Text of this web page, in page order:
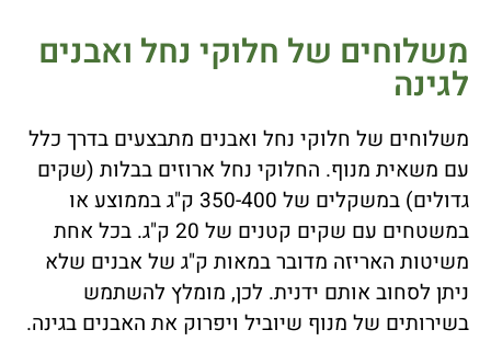
משלוחים של חלוקי נחל ואבנים
לגינה
משלוחים של חלוקי נחל ואבנים מתבצעים בדרך כלל
עם משאית מנוף. החלוקי נחל ארוזים בבלות (שקים
גדולים) במשקלים של 350-400 ק"ג בממוצע או
במשטחים עם שקים קטנים של 20 ק"ג. בכל אחת
משיטות האריזה מדובר במאות ק"ג של אבנים שלא
ניתן לסחוב אותם ידנית. לכן, מומלץ להשתמש
בשירותים של מנוף שיוביל ויפרוק את האבנים בגינה.